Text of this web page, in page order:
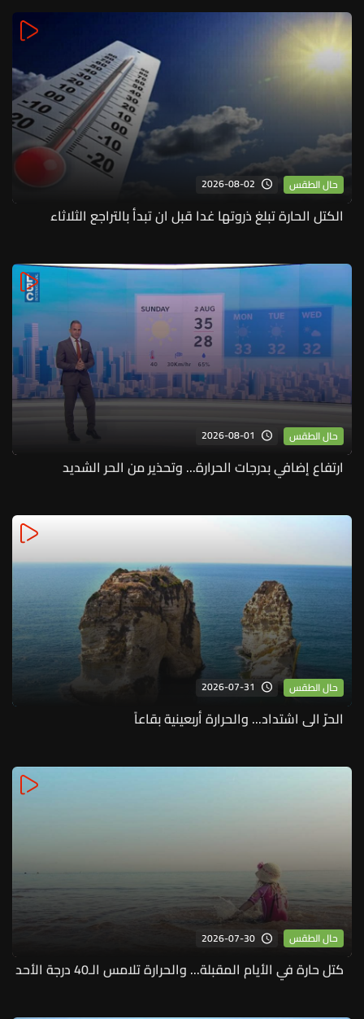
حال الطقس 2026-08-02
الكتل الحارة تبلغ ذروتها غدا قبل ان تبدأ بالتراجع الثلاثاء
حال الطقس 2026-08-01
ارتفاع إضافي بدرجات الحرارة... وتحذير من الحر الشديد
حال الطقس 2026-07-31
الحرّ الى اشتداد... والحرارة أربعينية بقاعاً
حال الطقس 2026-07-30
كتل حارة في الأيام المقبلة... والحرارة تلامس الـ40 درجة الأحد